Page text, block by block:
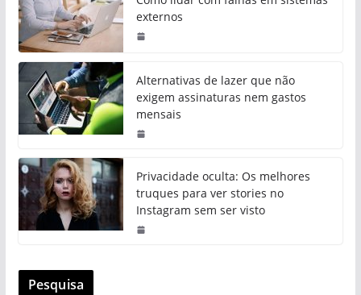
externos
Alternativas de lazer que não
exigem assinaturas nem gastos
mensais
Privacidade oculta: Os melhores
truques para ver stories no
Instagram sem ser visto
Pesquisa